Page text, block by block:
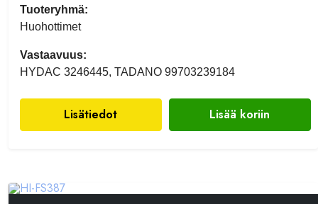
Tuoteryhmä:
Huohottimet
Vastaavuus:
HYDAC 3246445, TADANO 99703239184
Lisätiedot Lisää koriin